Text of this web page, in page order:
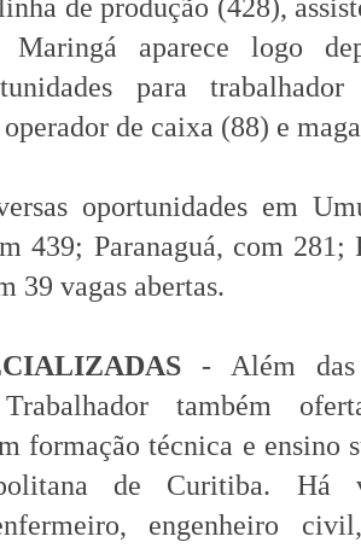
de produção (428),
aparece logo
para
de caixa (88) e
oportunidades em
439; Paranaguá, com 281;
39 vagas abertas.
- Além das
também
formação técnica e ensino
de Curitiba. Há
engenheiro